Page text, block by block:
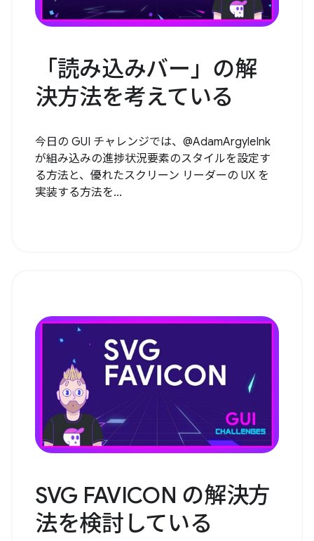
「読み込みバー」の解
決方法を考えている
今日の GUI チャレンジでは、@AdamArgyleInk
が組み込みの進捗状況要素のスタイルを設定す
る方法と、優れたスクリーン リーダーの UX を
実装する方法を...
SVG FAVICON の解決方
法を検討している